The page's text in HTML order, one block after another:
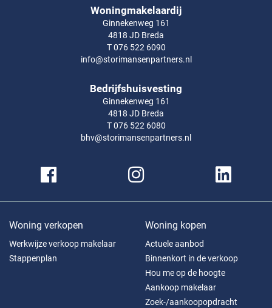
Woningmakelaardij
Ginnekenweg 161
4818 JD Breda
T 076 522 6090
info@storimansenpartners.nl
Bedrijfshuisvesting
Ginnekenweg 161
4818 JD Breda
T 076 522 6080
bhv@storimansenpartners.nl
Woning verkopen
Werkwijze verkoop makelaar
Stappenplan
Woning kopen
Actuele aanbod
Binnenkort in de verkoop
Hou me op de hoogte
Aankoop makelaar
Zoek-/aankoopopdracht